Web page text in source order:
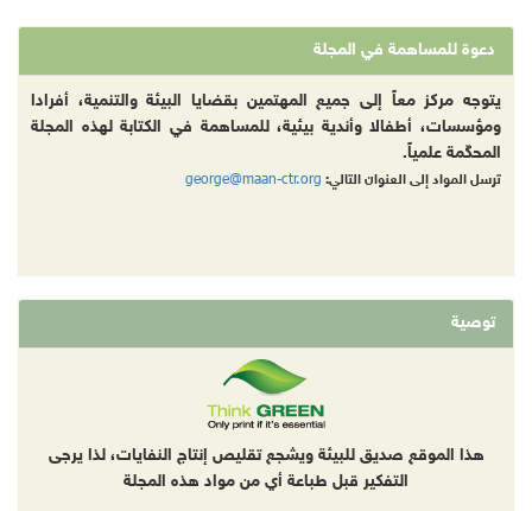
دعوة للمساهمة في المجلة
يتوجه مركز معاً إلى جميع المهتمين بقضايا البيئة والتنمية، أفرادا
ومؤسسات، أطفالا وأندية بيئية، للمساهمة في الكتابة لهذه المجلة
المحكّمة علمياً.
ترسل المواد إلى العنوان التالي: george@maan-ctr.org
توصية
هذا الموقع صديق للبيئة ويشجع تقليص إنتاج النفايات، لذا يرجى
التفكير قبل طباعة أي من مواد هذه المجلة